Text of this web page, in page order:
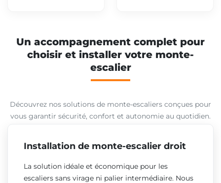
Un accompagnement complet pour
choisir et installer votre monte-
escalier
Découvrez nos solutions de monte-escaliers conçues pour
vous garantir sécurité, confort et autonomie au quotidien.
Installation de monte-escalier droit
La solution idéale et économique pour les
escaliers sans virage ni palier intermédiaire. Nous